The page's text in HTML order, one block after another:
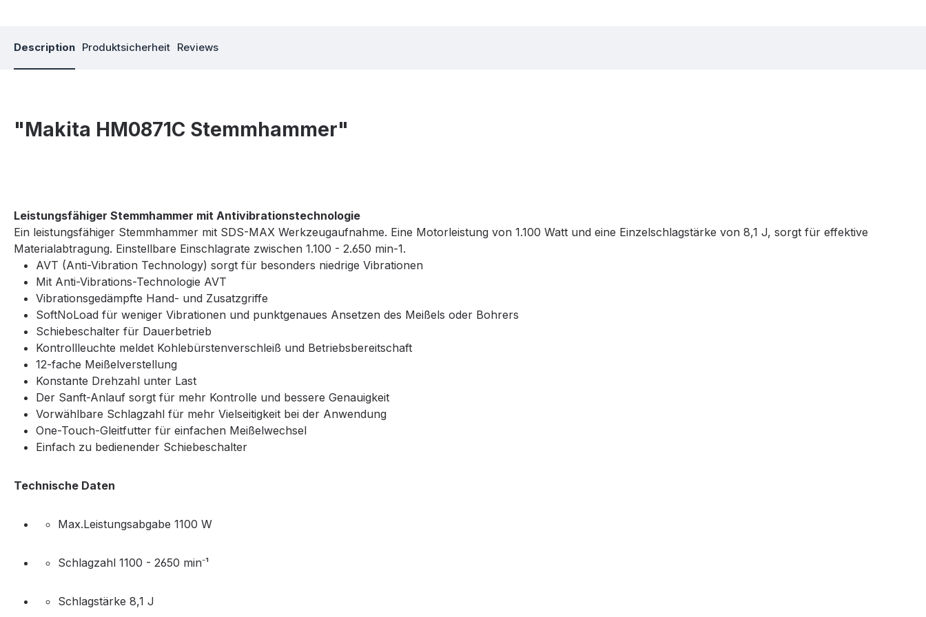
Description Produktsicherheit Reviews
"Makita HM0871C Stemmhammer"
Leistungsfähiger Stemmhammer mit Antivibrationstechnologie
Ein leistungsfähiger Stemmhammer mit SDS-MAX Werkzeugaufnahme. Eine Motorleistung von 1.100 Watt und eine Einzelschlagstärke von 8,1 J, sorgt für effektive
Materialabtragung. Einstellbare Einschlagrate zwischen 1.100 - 2.650 min-1.
AVT (Anti-Vibration Technology) sorgt für besonders niedrige Vibrationen
Mit Anti-Vibrations-Technologie AVT
Vibrationsgedämpfte Hand- und Zusatzgriffe
SoftNoLoad für weniger Vibrationen und punktgenaues Ansetzen des Meißels oder Bohrers
Schiebeschalter für Dauerbetrieb
Kontrollleuchte meldet Kohlebürstenverschleiß und Betriebsbereitschaft
12-fache Meißelverstellung
Konstante Drehzahl unter Last
Der Sanft-Anlauf sorgt für mehr Kontrolle und bessere Genauigkeit
Vorwählbare Schlagzahl für mehr Vielseitigkeit bei der Anwendung
One-Touch-Gleitfutter für einfachen Meißelwechsel
Einfach zu bedienender Schiebeschalter
Technische Daten
Max.Leistungsabgabe 1100 W
Schlagzahl 1100 - 2650 min⁻¹
Schlagstärke 8,1 J